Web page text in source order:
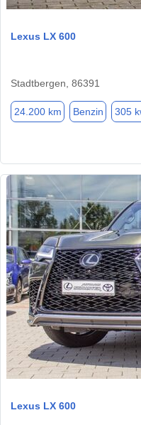
Lexus LX 600
Stadtbergen, 86391
24.200 km Benzin 305
Lexus LX 600